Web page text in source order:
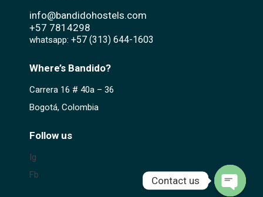
info@bandidohostels.com
+57 7814298
whatsapp: +57 (313) 644-1603‬
Where’s Bandido?
Carrera 16 # 40a – 36
Bogotá, Colombia
Follow us
Ig
Fb
Contact us